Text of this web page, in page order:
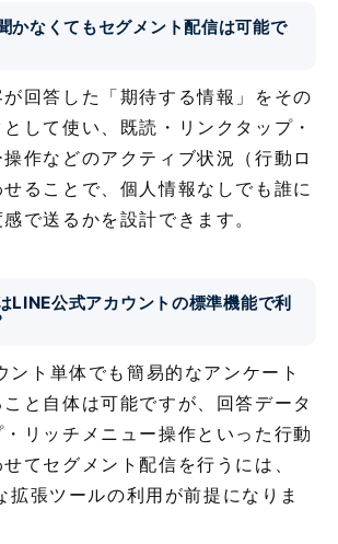
かなくてもセグメント配信は可能で
回答した「期待する情報」をその
して使い、既読・リンクタップ・
作などのアクティブ状況（行動ロ
ることで、個人情報なしでも誰に
で送るかを設計できます。
LINE公式アカウントの標準機能で利
ント単体でも簡易的なアンケート
と自体は可能ですが、回答データ
リッチメニュー操作といった行動
てセグメント配信を行うには、
張ツールの利用が前提になりま